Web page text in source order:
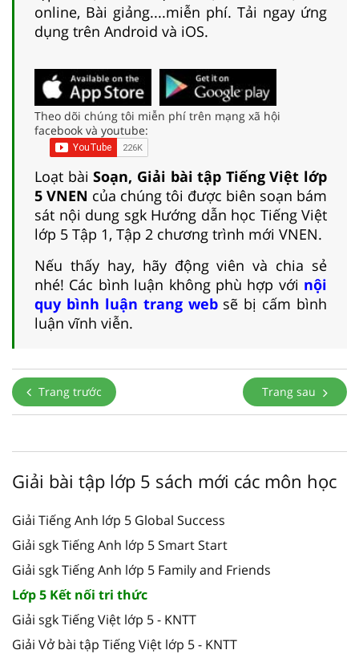
online, Bài giảng....miễn phí. Tải ngay ứng
dụng trên Android và iOS.
Theo dõi chúng tôi miễn phí trên mạng xã hội
facebook và youtube:
Loạt bàiSoạn, Giải bài tập Tiếng Việt lớp
5 VNEN của chúng tôi được biên soạn bám
sát nội dung sgk Hướng dẫn học Tiếng Việt
lớp 5 Tập 1, Tập 2 chương trình mới VNEN.
Nếu thấy hay, hãy động viên và chia sẻ
nhé! Các bình luận không phù hợp với nội
quy bình luận trang websẽ bị cấm bình
luận vĩnh viễn.
Trang trước Trang sau
Giải bài tập lớp 5 sách mới các môn học
Giải Tiếng Anh lớp 5 Global Success
Giải sgk Tiếng Anh lớp 5 Smart Start
Giải sgk Tiếng Anh lớp 5 Family and Friends
Lớp 5 Kết nối tri thức
Giải sgk Tiếng Việt lớp 5 - KNTT
Giải Vở bài tập Tiếng Việt lớp 5 - KNTT